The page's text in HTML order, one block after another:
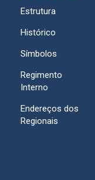
Estrutura
Histórico
Símbolos
Regimento
Interno
Endereços dos
Regionais